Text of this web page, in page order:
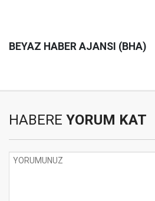
BEYAZ HABER AJANSI (BHA)
HABERE YORUM KAT